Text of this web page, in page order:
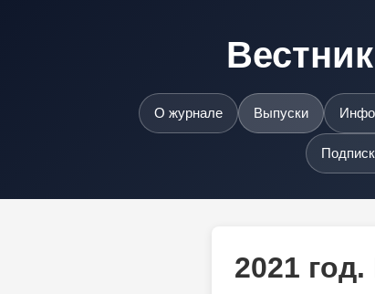
О журнале Выпуски
2021